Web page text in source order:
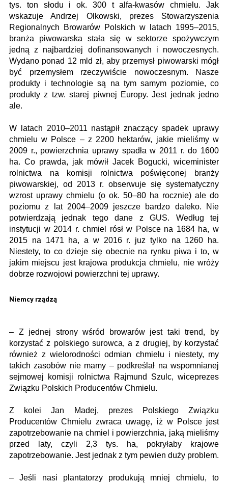
tys. ton słodu i ok. 300 t alfa-kwasów chmielu. Jak
wskazuje Andrzej Olkowski, prezes Stowarzyszenia
Regionalnych Browarów Polskich w latach 1995–2015,
branża piwowarska stała się w sektorze spożywczym
jedną z najbardziej dofinansowanych i nowoczesnych.
Wydano ponad 12 mld zł, aby przemysł piwowarski mógł
być przemysłem rzeczywiście nowoczesnym. Nasze
produkty i technologie są na tym samym poziomie, co
produkty z tzw. starej piwnej Europy. Jest jednak jedno
ale.
W latach 2010–2011 nastąpił znaczący spadek uprawy
chmielu w Polsce – z 2200 hektarów, jakie mieliśmy w
2009 r., powierzchnia uprawy spadła w 2011 r. do 1600
ha. Co prawda, jak mówił Jacek Bogucki, wiceminister
rolnictwa na komisji rolnictwa poświęconej branży
piwowarskiej, od 2013 r. obserwuje się systematyczny
wzrost uprawy chmielu (o ok. 50–80 ha rocznie) ale do
poziomu z lat 2004–2009 jeszcze bardzo daleko. Nie
potwierdzają jednak tego dane z GUS. Według tej
instytucji w 2014 r. chmiel rósł w Polsce na 1684 ha, w
2015 na 1471 ha, a w 2016 r. juz tylko na 1260 ha.
Niestety, to co dzieje się obecnie na rynku piwa i to, w
jakim miejscu jest krajowa produkcja chmielu, nie wróży
dobrze rozwojowi powierzchni tej uprawy.
Niemcy rządzą
– Z jednej strony wśród browarów jest taki trend, by
korzystać z polskiego surowca, a z drugiej, by korzystać
również z wielorodności odmian chmielu i niestety, my
takich zasobów nie mamy – podkreślał na wspomnianej
sejmowej komisji rolnictwa Rajmund Szulc, wiceprezes
Związku Polskich Producentów Chmielu.
Z kolei Jan Madej, prezes Polskiego Związku
Producentów Chmielu zwraca uwagę, iż w Polsce jest
zapotrzebowanie na chmiel i powierzchnia, jaką mieliśmy
przed laty, czyli 2,3 tys. ha, pokryłaby krajowe
zapotrzebowanie. Jest jednak z tym pewien duży problem.
– Jeśli nasi plantatorzy produkują mniej chmielu, to